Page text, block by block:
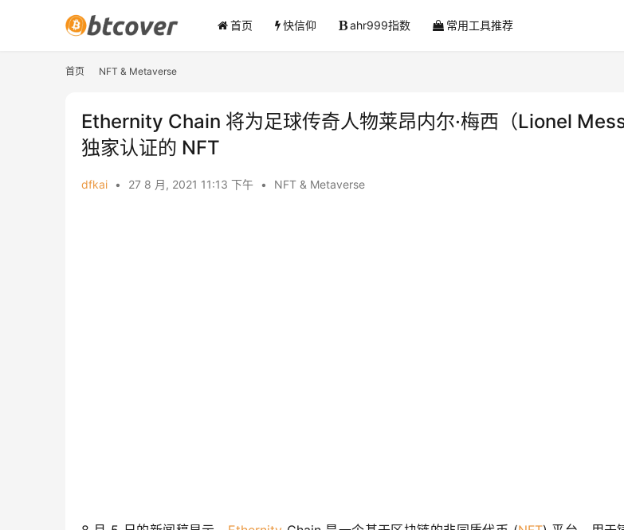
首页 快信仰 ahr999指数 常用工具推荐
首页 NFT & Metaverse
Ethernity Chain 将为足球传奇人物莱昂内尔·梅西（Lionel
独家认证的 NFT
dfkai • 27 8 月, 2021 11:13 下午 • NFT & Metaverse